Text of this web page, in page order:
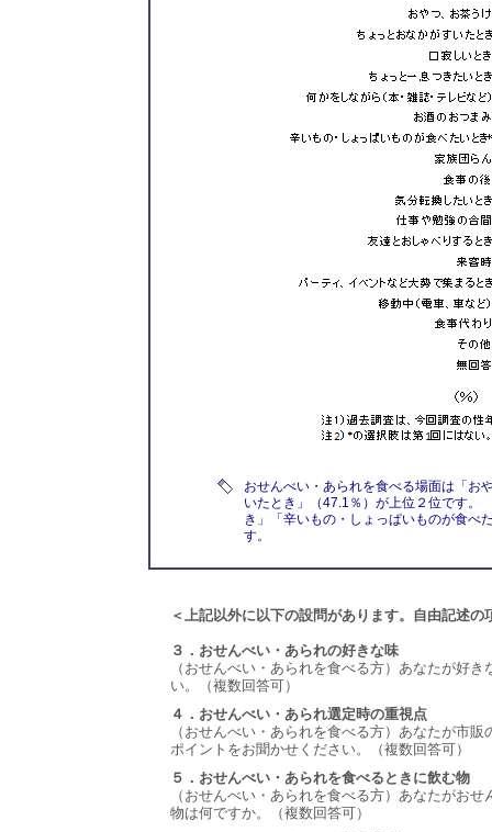
おせんべい・あられを食べる場面は「お
いたとき」（47.1％）が上位２位です。
き」「辛いもの・しょっぱいものが食べ
す。
＜上記以外に以下の設問があります。自由記述の
３．おせんべい・あられの好きな味
（おせんべい・あられを食べる方）あなたが好
い。（複数回答可）
４．おせんべい・あられ選定時の重視点
（おせんべい・あられを食べる方）あなたが市
ポイントをお聞かせください。（複数回答可）
５．おせんべい・あられを食べるときに飲む物
（おせんべい・あられを食べる方）あなたがお
物は何ですか。（複数回答可）